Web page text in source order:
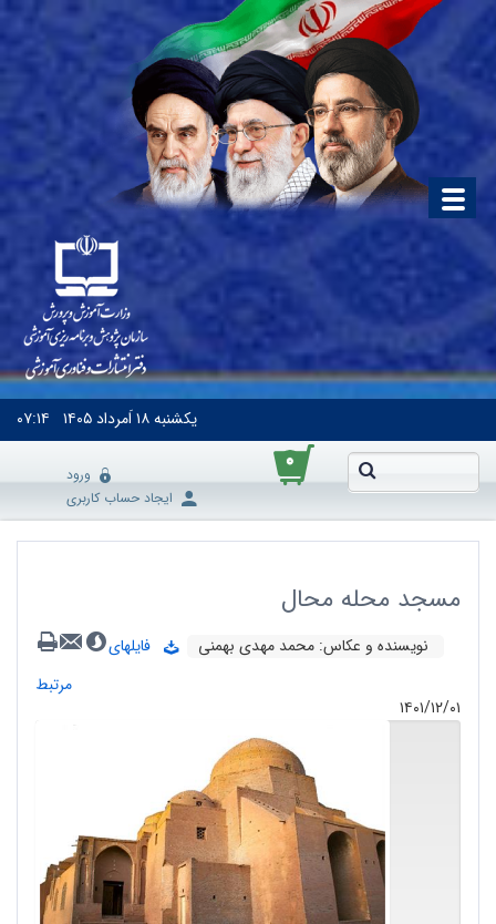
یکشنبه۱۸ اَمرداد ۱۴۰۵ ۰۷:۱۴
۰
ورود
ایجاد حساب کاربری
مسجد محله محال
نویسنده و عکاس:‌ محمد مهدی بهمنی
فایلهای
مرتبط
۱۴۰۱/۱۲/۰۱